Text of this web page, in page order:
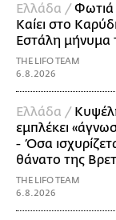
Ελλάδα /Φωτιά
Καίει στο
Εστάλη μήνυμα
THE LIFO TEAM
6.8.2026
Ελλάδα /
εμπλέκει
- Όσα
θάνατο της
THE LIFO TEAM
6.8.2026